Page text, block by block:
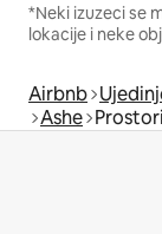
*Neki izuzeci se
lokacije i neke
Airbnb
Ashe